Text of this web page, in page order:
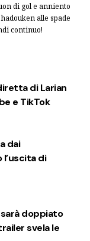
di gol e anniento
alle spade
continuo!
di Larian
e TikTok
dai
di
sarà doppiato
svela le